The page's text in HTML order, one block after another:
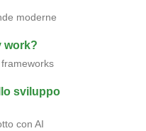
moderne
work?
sviluppo
con AI